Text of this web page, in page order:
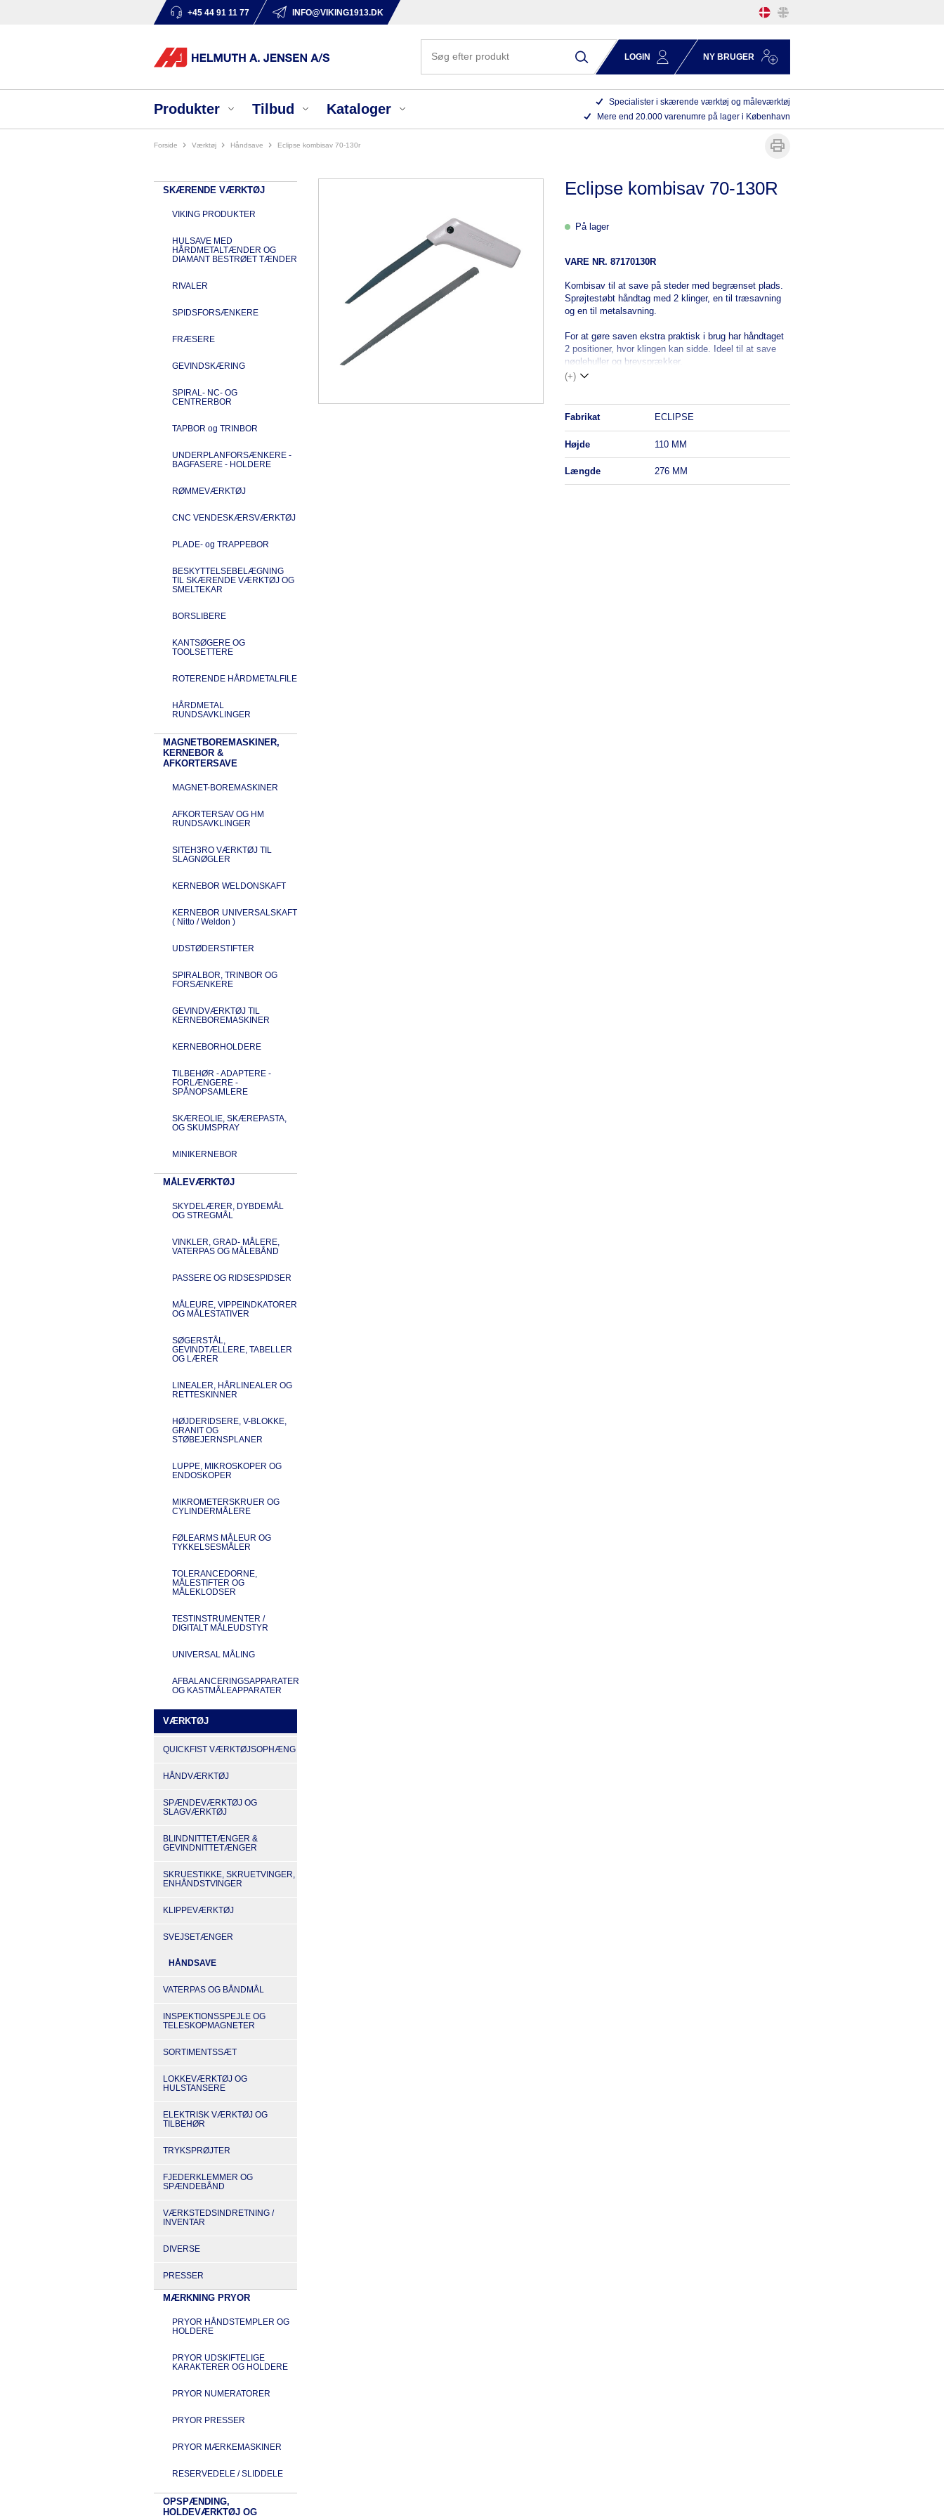
+45 44 91 11 77 INFO@VIKING1913.DK
LOGIN NY BRUGER
Produkter Tilbud Kataloger
Specialister i skærende værktøj og måleværktøj
Mere end 20.000 varenumre på lager i København
Forside værktøj håndsave eclipse kombisav 70-130r
SKÆRENDE VÆRKTØJ
VIKING PRODUKTER
HULSAVE MED
HÅRDMETALTÆNDER OG
DIAMANT BESTRØET TÆNDER
RIVALER
SPIDSFORSÆNKERE
FRÆSERE
GEVINDSKÆRING
SPIRAL- NC- OG
CENTRERBOR
TAPBOR og TRINBOR
UNDERPLANFORSÆNKERE -
BAGFASERE - HOLDERE
RØMMEVÆRKTØJ
CNC VENDESKÆRSVÆRKTØJ
PLADE- og TRAPPEBOR
BESKYTTELSEBELÆGNING
TIL SKÆRENDE VÆRKTØJ OG
SMELTEKAR
BORSLIBERE
KANTSØGERE OG
TOOLSETTERE
ROTERENDE HÅRDMETALFILE
HÅRDMETAL
RUNDSAVKLINGER
MAGNETBOREMASKINER,
KERNEBOR &
AFKORTERSAVE
MAGNET-BOREMASKINER
AFKORTERSAV OG HM
RUNDSAVKLINGER
SITEH3RO VÆRKTØJ TIL
SLAGNØGLER
KERNEBOR WELDONSKAFT
KERNEBOR UNIVERSALSKAFT
( Nitto / Weldon )
UDSTØDERSTIFTER
SPIRALBOR, TRINBOR OG
FORSÆNKERE
GEVINDVÆRKTØJ TIL
KERNEBOREMASKINER
KERNEBORHOLDERE
TILBEHØR - ADAPTERE -
FORLÆNGERE -
SPÅNOPSAMLERE
SKÆREOLIE, SKÆREPASTA,
OG SKUMSPRAY
MINIKERNEBOR
MÅLEVÆRKTØJ
SKYDELÆRER, DYBDEMÅL
OG STREGMÅL
VINKLER, GRAD- MÅLERE,
VATERPAS OG MÅLEBÅND
PASSERE OG RIDSESPIDSER
MÅLEURE, VIPPEINDKATORER
OG MÅLESTATIVER
SØGERSTÅL,
GEVINDTÆLLERE, TABELLER
OG LÆRER
LINEALER, HÅRLINEALER OG
RETTESKINNER
HØJDERIDSERE, V-BLOKKE,
GRANIT OG
STØBEJERNSPLANER
LUPPE, MIKROSKOPER OG
ENDOSKOPER
MIKROMETERSKRUER OG
CYLINDERMÅLERE
FØLEARMS MÅLEUR OG
TYKKELSESMÅLER
TOLERANCEDORNE,
MÅLESTIFTER OG
MÅLEKLODSER
TESTINSTRUMENTER /
DIGITALT MÅLEUDSTYR
UNIVERSAL MÅLING
AFBALANCERINGSAPPARATER
OG KASTMÅLEAPPARATER
VÆRKTØJ
QUICKFIST VÆRKTØJSOPHÆNG
HÅNDVÆRKTØJ
SPÆNDEVÆRKTØJ OG
SLAGVÆRKTØJ
BLINDNITTETÆNGER &
GEVINDNITTETÆNGER
SKRUESTIKKE, SKRUETVINGER,
ENHÅNDSTVINGER
KLIPPEVÆRKTØJ
SVEJSETÆNGER
HÅNDSAVE
VATERPAS OG BÅNDMÅL
INSPEKTIONSSPEJLE OG
TELESKOPMAGNETER
SORTIMENTSSÆT
LOKKEVÆRKTØJ OG
HULSTANSERE
ELEKTRISK VÆRKTØJ OG
TILBEHØR
TRYKSPRØJTER
FJEDERKLEMMER OG
SPÆNDEBÅND
VÆRKSTEDSINDRETNING /
INVENTAR
DIVERSE
PRESSER
MÆRKNING PRYOR
PRYOR HÅNDSTEMPLER OG
HOLDERE
PRYOR UDSKIFTELIGE
KARAKTERER OG HOLDERE
PRYOR NUMERATORER
PRYOR PRESSER
PRYOR MÆRKEMASKINER
RESERVEDELE / SLIDDELE
OPSPÆNDING,
HOLDEVÆRKTØJ OG
Eclipse kombisav 70-130R
På lager
VARE NR. 87170130R
Kombisav til at save på steder med begrænset plads.
Sprøjtestøbt håndtag med 2 klinger, en til træsavning
og en til metalsavning.
For at gøre saven ekstra praktisk i brug har håndtaget
2 positioner, hvor klingen kan sidde. Ideel til at save
nøglehuller og brevsprækker.
(+)
fabrikat ECLIPSE
højde 110 MM
længde 276 MM